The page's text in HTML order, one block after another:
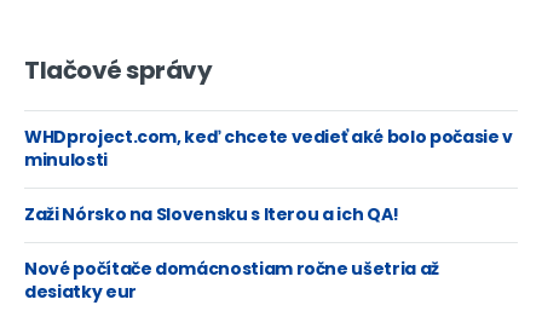
Tlačové správy
WHDproject.com, keď chcete vedieť aké bolo počasie v
minulosti
Zaži Nórsko na Slovensku s Iterou a ich QA!
Nové počítače domácnostiam ročne ušetria až
desiatky eur